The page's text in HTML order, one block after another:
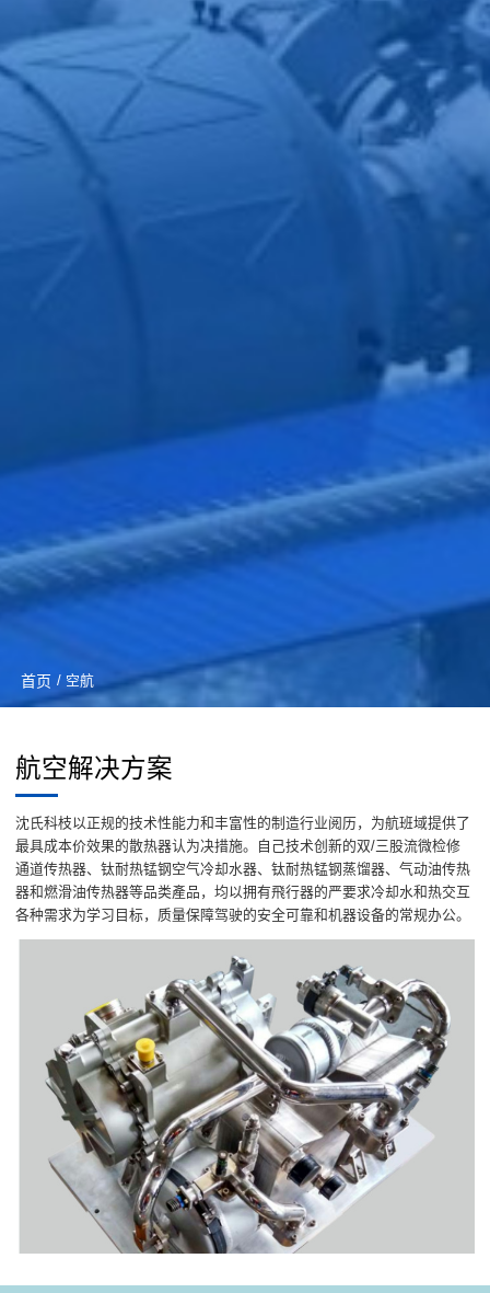
首页 / 空航
航空解决方案
沈氏科枝以正规的技术性能力和丰富性的制造行业阅历，为航班域提供了
最具成本价效果的散热器认为决措施。自己技术创新的双/三股流微检修
通道传热器、钛耐热锰钢空气冷却水器、钛耐热锰钢蒸馏器、气动油传热
器和燃滑油传热器等品类產品，均以拥有飛行器的严要求冷却水和热交互
各种需求为学习目标，质量保障驾驶的安全可靠和机器设备的常规办公。